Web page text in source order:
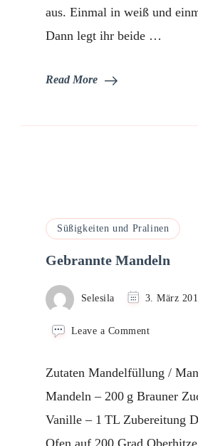
aus. Einmal in weiß und
Dann legt ihr beide …
Read More
Süßigkeiten und Pralinen
Gebrannte Mandeln
Selesila 3. März
Leave a Commenton
Zutaten Mandelfüllung /
Mandeln – 200 g Brauner
Vanille – 1 TL Zubereitung
Ofen auf 200 Grad